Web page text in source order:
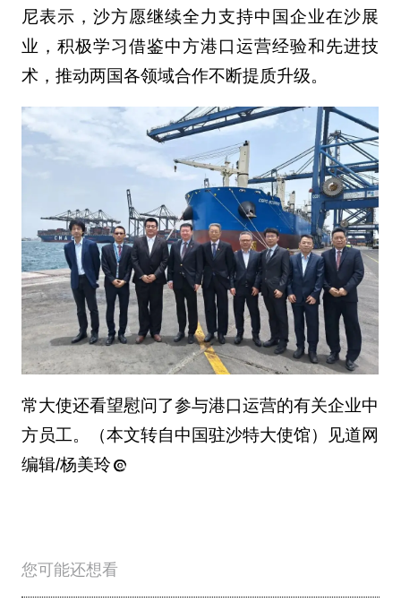
尼表示，沙方愿继续全力支持中国企业在沙展
业，积极学习借鉴中方港口运营经验和先进技
术，推动两国各领域合作不断提质升级。
常大使还看望慰问了参与港口运营的有关企业中
方员工。（本文转自中国驻沙特大使馆）见道网
编辑/杨美玲
您可能还想看